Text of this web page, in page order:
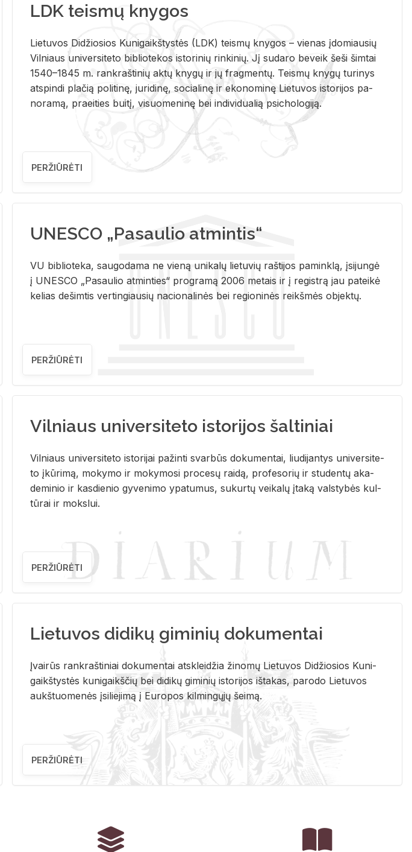
LDK teismų knygos
Lie­tu­vos Di­džio­sios Ku­ni­gaikš­tys­tės (LDK) teis­mų kny­gos – vie­nas įdo­miau­sių
Vil­niaus uni­ver­si­te­to bi­b­lio­te­kos is­to­ri­nių rin­ki­nių. Jį su­da­ro be­veik šeši šim­tai
1540–1845 m. rank­raš­ti­nių aktų kny­gų ir jų frag­men­tų. Teis­mų kny­gų tu­ri­nys
at­spin­di pla­čią po­li­ti­nę, ju­ri­di­nę, so­cia­li­nę ir eko­no­mi­nę Lie­tu­vos is­to­ri­jos pa­
no­ra­mą, pra­ei­ties bui­tį, vi­suo­me­ni­nę bei in­di­vi­dua­lią psi­cho­lo­gi­ją.
PERŽIŪRĖTI
UNESCO „Pasaulio atmintis“
VU biblioteka, saugodama ne vieną unikalų lietuvių raštijos paminklą, įsijungė
į UNESCO „Pasaulio atminties“ programą 2006 metais ir į registrą jau pateikė
kelias dešimtis vertingiausių nacionalinės bei regioninės reikšmės objektų.
PERŽIŪRĖTI
Vilniaus universiteto istorijos šaltiniai
Vil­niaus uni­ver­si­te­to is­to­ri­jai pa­žin­ti svar­būs do­ku­men­tai, liu­di­jan­tys uni­ver­si­te­
to įkū­ri­mą, mo­ky­mo ir mo­ky­mo­si pro­ce­sų rai­dą, pro­fe­so­rių ir stu­den­tų aka­
de­mi­nio ir kas­die­nio gy­ve­ni­mo ypa­tu­mus, su­kur­tų vei­ka­lų įta­ką vals­ty­bės kul­
tū­rai ir moks­lui.
PERŽIŪRĖTI
Lietuvos didikų giminių dokumentai
Įvai­rūs rank­raš­ti­niai do­ku­men­tai at­sklei­džia ži­no­mų Lie­tu­vos Di­džio­sios Ku­ni­
gaikš­tys­tės ku­ni­gaikš­čių bei di­di­kų gi­mi­nių is­to­ri­jos iš­ta­kas, pa­ro­do Lie­tu­vos
aukš­tuo­me­nės įsi­lie­ji­mą į Eu­ro­pos kil­min­gų­jų šei­mą.
PERŽIŪRĖTI